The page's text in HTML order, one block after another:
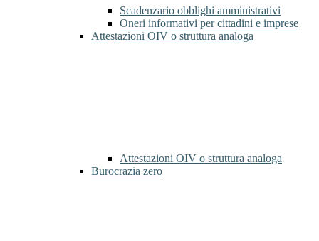
Scadenzario obblighi amministrativi
Oneri informativi per cittadini e imprese
Attestazioni OIV o struttura analoga
Attestazioni OIV o struttura analoga
Burocrazia zero